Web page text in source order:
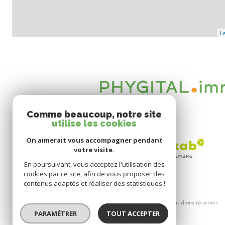
5 900€ TTC Honoraires à la charge de l'acquéreur sur ce bien,
Les informations sur les risques auxquels ce bien est exposé
© 2026 | Tous droits réservés
Comme beaucoup, notre site
utilise les cookies
On aimerait vous accompagner pendant
votre visite.
En poursuivant, vous acceptez l'utilisation des
cookies par ce site, afin de vous proposer des
contenus adaptés et réaliser des statistiques !
PARAMÉTRER TOUT ACCEPTER